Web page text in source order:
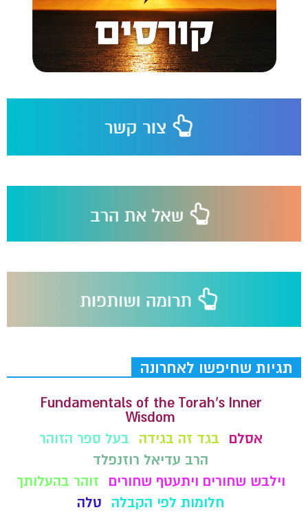
תגיות שחיפשו לאחרונה
Fundamentals of the Torah’s Inner
Wisdom
אסלם
בגד זה בגידה
בעל ספר הזוהר
הרב עדיאל רוזנפלד
וילבש שחורים ויתעטף שחורים
זוהר בהעלותך
חלומות לפי הקבלה
טלה